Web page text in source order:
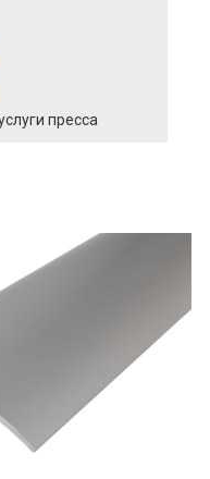
пресса